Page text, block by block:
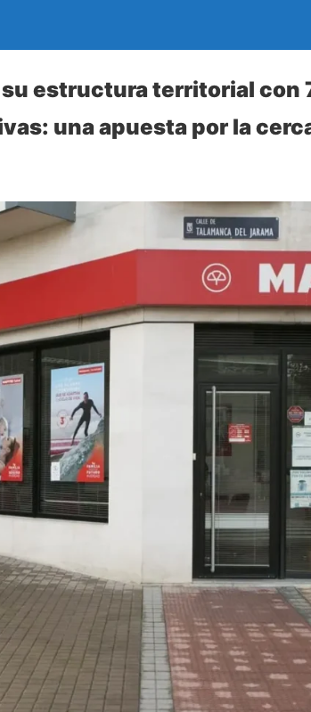
su estructura territorial con
una apuesta por la